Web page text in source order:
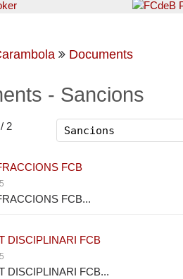
Documents
- Sancions
2
FCB
FCB...
DISCIPLINARI FCB
DISCIPLINARI FCB...